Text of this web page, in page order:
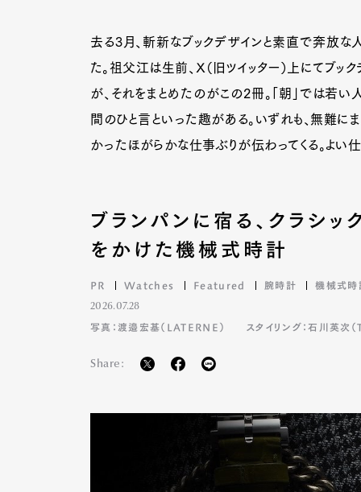
去る3月、斬新なブックデザインと素直で奔放
た。祖父江は生前、Ｘ（旧ツイッター）上にてブ
が、それをまとめたのがこの2冊。「朝」では若
間のひと言といった趣がある。いずれも、無難に
かったほがらかな仕事ぶりが伝わってくる。よい
ブランパンに宿る、クラシ
をかけた機械式時計
PR Watches Featured 腕時計 機械式時
2026.07.28
写真：渡邉宏基（LATERNE） スタイリング：石川英
Share: